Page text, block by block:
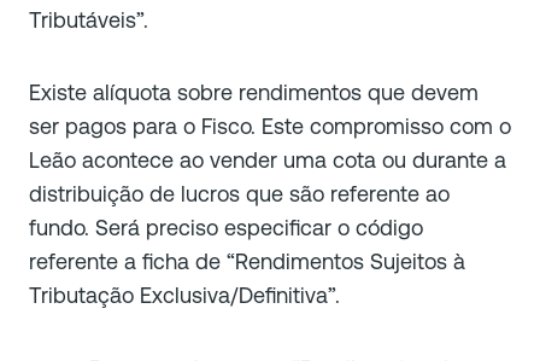
Tributáveis”.
Existe alíquota sobre rendimentos que devem
ser pagos para o Fisco. Este compromisso com o
Leão acontece ao vender uma cota ou durante a
distribuição de lucros que são referente ao
fundo. Será preciso especificar o código
referente a ficha de “Rendimentos Sujeitos à
Tributação Exclusiva/Definitiva”.